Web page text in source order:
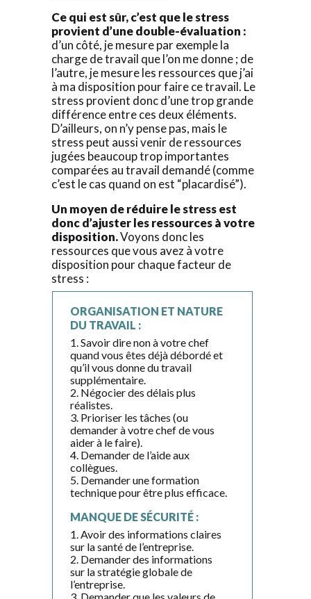
Ce qui est sûr, c’est que le stress
provient d’une double-évaluation :
d’un côté, je mesure par exemple la
charge de travail que l’on me donne ; de
l’autre, je mesure les ressources que j’ai
à ma disposition pour faire ce travail. Le
stress provient donc d’une trop grande
différence entre ces deux éléments.
D’ailleurs, on n’y pense pas, mais le
stress peut aussi venir de ressources
jugées beaucoup trop importantes
comparées au travail demandé (comme
c’est le cas quand on est “placardisé”).
Un moyen de réduire le stress est
donc d’ajuster les ressources à votre
disposition.Voyons donc les
ressources que vous avez à votre
disposition pour chaque facteur de
stress :
ORGANISATION ET NATURE
DU TRAVAIL :
1. Savoir dire non à votre chef
quand vous êtes déjà débordé et
qu’il vous donne du travail
supplémentaire.
2. Négocier des délais plus
réalistes.
3. Prioriser les tâches (ou
demander à votre chef de vous
aider à le faire).
4. Demander de l’aide aux
collègues.
5. Demander une formation
technique pour être plus efficace.
MANQUE DE SÉCURITÉ :
1. Avoir des informations claires
sur la santé de l’entreprise.
2. Demander des informations
sur la stratégie globale de
l’entreprise.